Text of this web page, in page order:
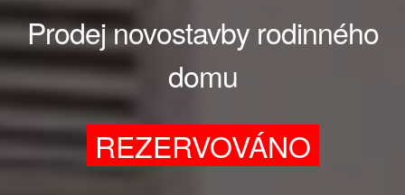
Prodej novostavby rodinného
domu
REZERVOVÁNO